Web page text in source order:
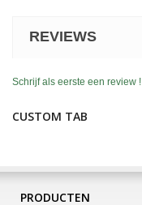
REVIEWS
Schrijf als eerste een review !
CUSTOM TAB
PRODUCTEN